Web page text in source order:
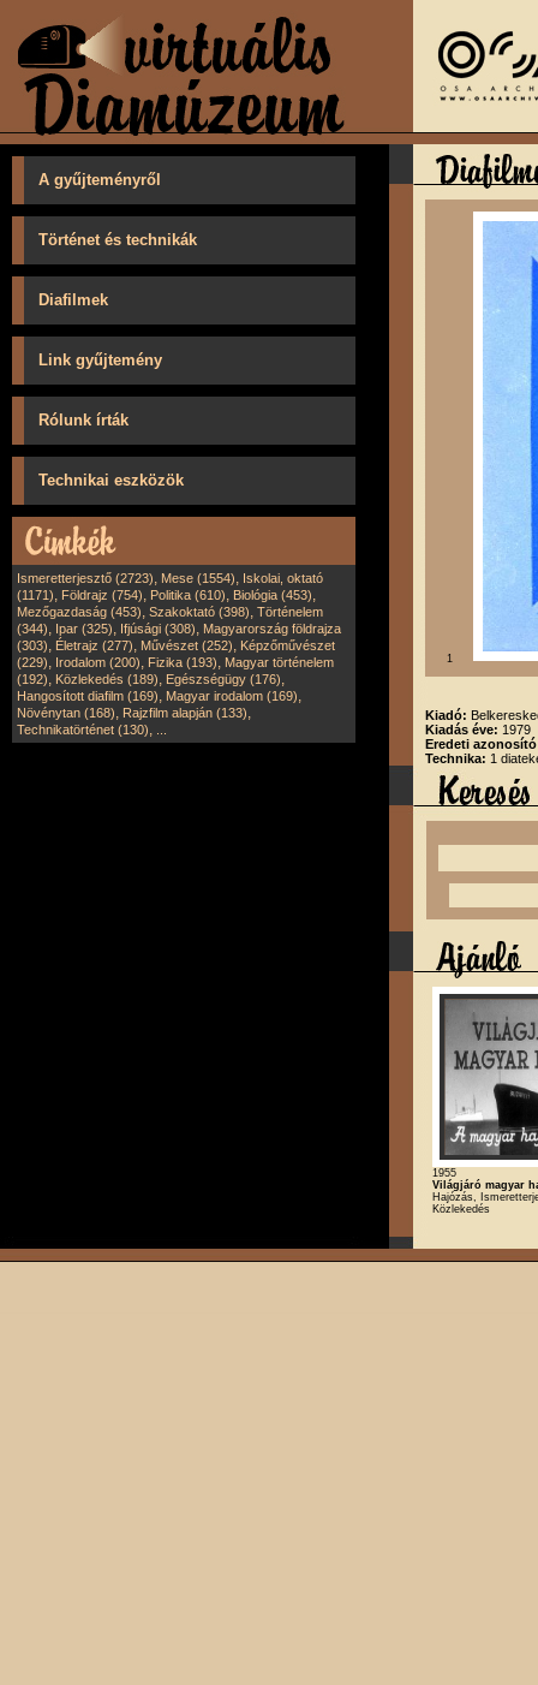
A gyűjteményről
Történet és technikák
Diafilmek
Link gyűjtemény
Rólunk írták
Technikai eszközök
Ismeretterjesztő (2723), Mese (1554), Iskolai, oktató
(1171), Földrajz (754), Politika (610), Biológia (453),
Mezőgazdaság (453), Szakoktató (398), Történelem
(344), Ipar (325), Ifjúsági (308), Magyarország földrajza
(303), Életrajz (277), Művészet (252), Képzőművészet
(229), Irodalom (200), Fizika (193), Magyar történelem
(192), Közlekedés (189), Egészségügy (176),
Hangosított diafilm (169), Magyar irodalom (169),
Növénytan (168), Rajzfilm alapján (133),
Technikatörténet (130),
1
Kiadó:
Kiadás éve: 1979
Eredeti
Technika: 1
1955
Világjáró magyar
Hajózás,
Közlekedés